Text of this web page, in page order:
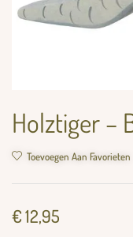
Holztiger –
Toevoegen Aan Favorieten
€12,95